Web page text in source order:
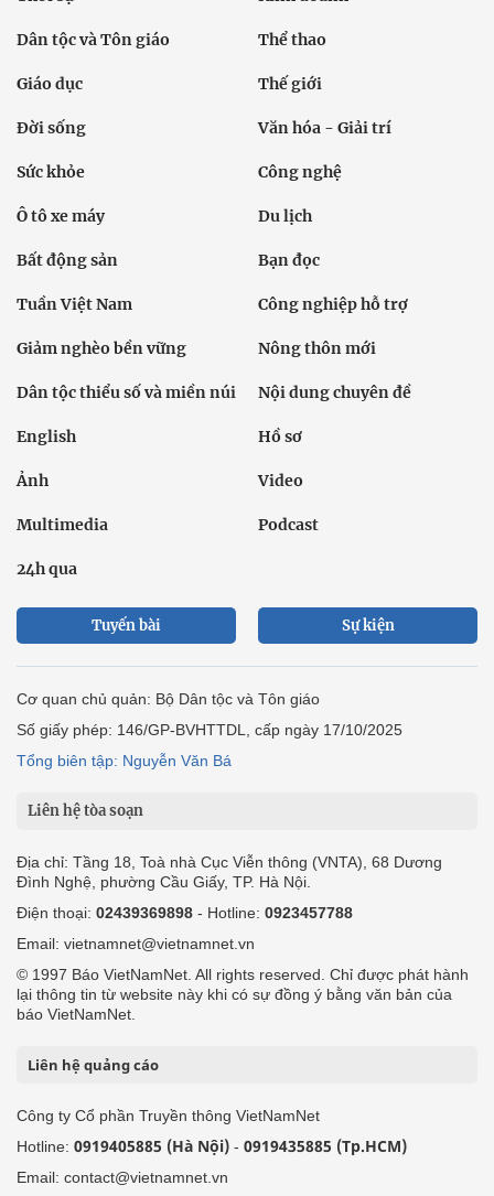
Dân tộc và Tôn giáo Thể thao
Giáo dục Thế giới
Đời sống Văn hóa - Giải trí
Sức khỏe Công nghệ
Ô tô xe máy Du lịch
Bất động sản Bạn đọc
Tuần Việt Nam Công nghiệp hỗ trợ
Giảm nghèo bền vững Nông thôn mới
Dân tộc thiểu số và miền núi Nội dung chuyên đề
English Hồ sơ
Ảnh Video
Multimedia Podcast
24h qua
Tuyến bài Sự kiện
Cơ quan chủ quản: Bộ Dân tộc và Tôn giáo
Số giấy phép: 146/GP-BVHTTDL, cấp ngày 17/10/2025
Tổng biên tập: Nguyễn Văn Bá
Liên hệ tòa soạn
Địa chỉ: Tầng 18, Toà nhà Cục Viễn thông (VNTA), 68 Dương
Đình Nghệ, phường Cầu Giấy, TP. Hà Nội.
Điện thoại: 02439369898 - Hotline: 0923457788
Email: vietnamnet@vietnamnet.vn
© 1997 Báo VietNamNet. All rights reserved. Chỉ được phát hành
lại thông tin từ website này khi có sự đồng ý bằng văn bản của
báo VietNamNet.
Liên hệ quảng cáo
Công ty Cổ phần Truyền thông VietNamNet
Hotline: 0919405885 (Hà Nội) - 0919435885 (Tp.HCM)
Email: contact@vietnamnet.vn